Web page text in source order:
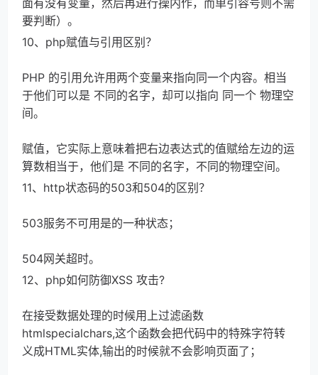
面有没有变量，然后再进行操内作，而单引容号则不需
要判断）。
10、php赋值与引用区别？
PHP 的引用允许用两个变量来指向同一个内容。相当
于他们可以是 不同的名字，却可以指向 同一个 物理空
间。
赋值，它实际上意味着把右边表达式的值赋给左边的运
算数相当于，他们是 不同的名字，不同的物理空间。
11、http状态码的503和504的区别？
503服务不可用是的一种状态；
504网关超时。
12、php如何防御XSS 攻击?
在接受数据处理的时候用上过滤函数
htmlspecialchars,这个函数会把代码中的特殊字符转
义成HTML实体,输出的时候就不会影响页面了；